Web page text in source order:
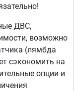
ДВС,
возможно
(лямбда
сэкономить на
опции и